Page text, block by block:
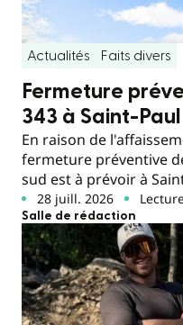
Actualités Faits divers
Fermeture
343 à Saint-Paul
En raison de
fermeture préventive
sud est à prévoir à
28 juill. 2026
Salle de rédaction